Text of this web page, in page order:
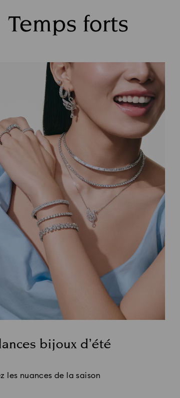
Temps forts
bijoux d’été
les nuances de la saison